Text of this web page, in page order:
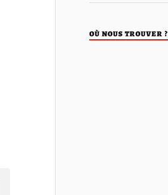
OÙ NOUS TROUVER ?